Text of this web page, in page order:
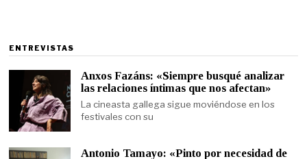
ENTREVISTAS
Anxos Fazáns: «Siempre busqué analizar
las relaciones íntimas que nos afectan»
La cineasta gallega sigue moviéndose en los
festivales con su
Antonio Tamayo: «Pinto por necesidad de